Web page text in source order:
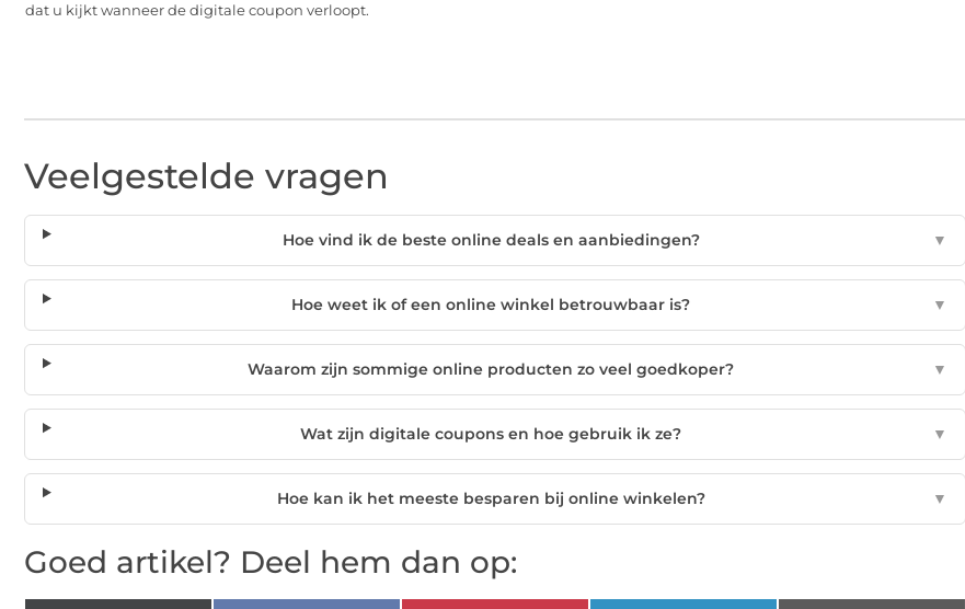
dat u kijkt wanneer de digitale coupon verloopt.
Veelgestelde vragen
Hoe vind ik de beste online deals en aanbiedingen? ▼
Hoe weet ik of een online winkel betrouwbaar is? ▼
Waarom zijn sommige online producten zo veel goedkoper? ▼
Wat zijn digitale coupons en hoe gebruik ik ze? ▼
Hoe kan ik het meeste besparen bij online winkelen? ▼
Goed artikel? Deel hem dan op: